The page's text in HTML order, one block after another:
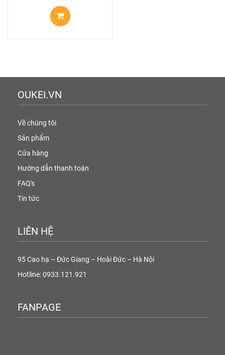
OUKEI.VN
Về chúng tôi
Sản phẩm
Cửa hàng
Hướng dẫn thanh toán
FAQ's
Tin tức
LIÊN HỆ
95 Cao hạ – Đức Giang – Hoài Đức – Hà Nội
Hotline: 0933.121.921
FANPAGE